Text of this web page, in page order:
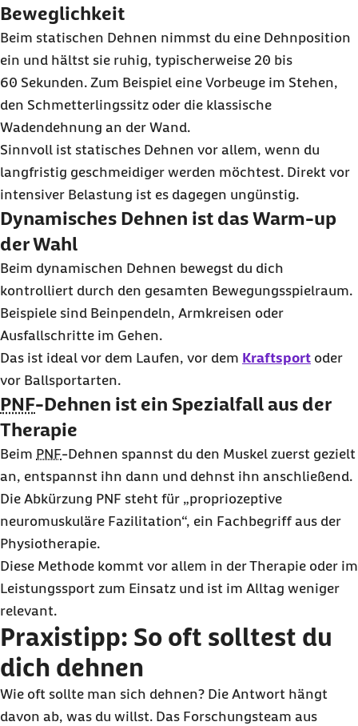
Beweglichkeit
Beim statischen Dehnen nimmst du eine Dehnposition
ein und hältst sie ruhig, typischerweise 20 bis
60 Sekunden. Zum Beispiel eine Vorbeuge im Stehen,
den Schmetterlingssitz oder die klassische
Wadendehnung an der Wand.
Sinnvoll ist statisches Dehnen vor allem, wenn du
langfristig geschmeidiger werden möchtest. Direkt vor
intensiver Belastung ist es dagegen ungünstig.
Dynamisches Dehnen ist dasWarm-up
der Wahl
Beim dynamischen Dehnen bewegst du dich
kontrolliert durch den gesamten Bewegungsspielraum.
Beispiele sind Beinpendeln, Armkreisen oder
Ausfallschritte im Gehen.
Das ist ideal vor dem Laufen, vor dem Kraftsport oder
vor Ballsportarten.
PNF-Dehnen ist ein Spezialfall aus der
Therapie
Beim PNF-Dehnen spannst du den Muskel zuerst gezielt
an, entspannst ihn dann und dehnst ihn anschließend.
Die Abkürzung PNF steht für „propriozeptive
neuromuskuläre Fazilitation“, ein Fachbegriff aus der
Physiotherapie.
Diese Methode kommt vor allem in der Therapie oder im
Leistungssport zum Einsatz und ist im Alltag weniger
relevant.
Praxistipp: So oft solltest du
dich dehnen
Wie oft sollte man sich dehnen? Die Antwort hängt
davon ab, was du willst. Das Forschungsteam aus